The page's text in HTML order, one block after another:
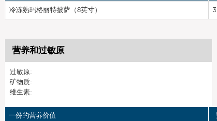
冷冻熟玛格丽特披萨（8英寸）
营养和过敏原
过敏原:
矿物质:
维生素:
一份的营养价值